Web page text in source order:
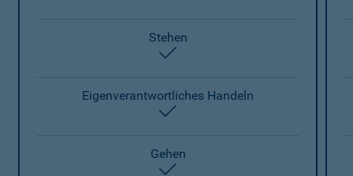
Stehen
Eigenverantwortliches Handeln
Gehen